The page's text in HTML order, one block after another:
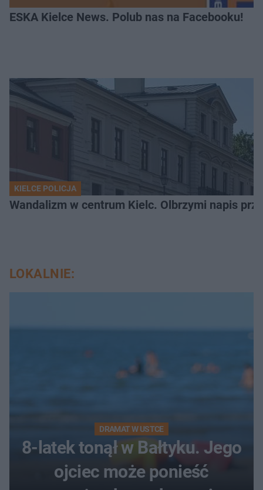
ESKA Kielce News. Polub nas na Facebooku!
KIELCE POLICJA
Wandalizm w centrum Kielc. Olbrzymi napis
LOKALNIE:
DRAMAT W USTCE
8-latek tonął w Bałtyku. Jego
ojciec może ponieść